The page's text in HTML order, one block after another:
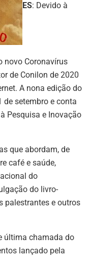
ES: Devido à
novo Coronavírus
de Conilon de 2020
A nona edição do
de setembro e conta
Pesquisa e Inovação
que abordam, de
café e saúde,
do
do livro-
palestrantes e outros
última chamada do
lançado pela